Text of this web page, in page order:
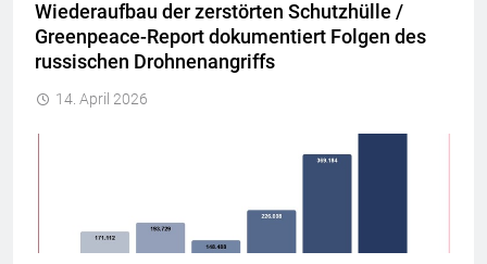
Wiederaufbau der zerstörten Schutzhülle /
Greenpeace-Report dokumentiert Folgen des
russischen Drohnenangriffs
14. April 2026